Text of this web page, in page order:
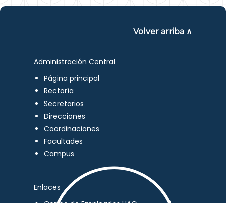
Volver arriba ∧
Administración Central
Página principal
Rectoría
Secretarios
Direcciones
Coordinaciones
Facultades
Campus
Enlaces